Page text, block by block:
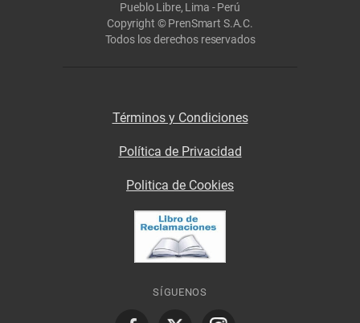
Pueblo Libre, Lima - Perú
Copyright © PrenSmart S.A.C.
Todos los derechos reservados
Términos y Condiciones
Política de Privacidad
Politica de Cookies
SÍGUENOS